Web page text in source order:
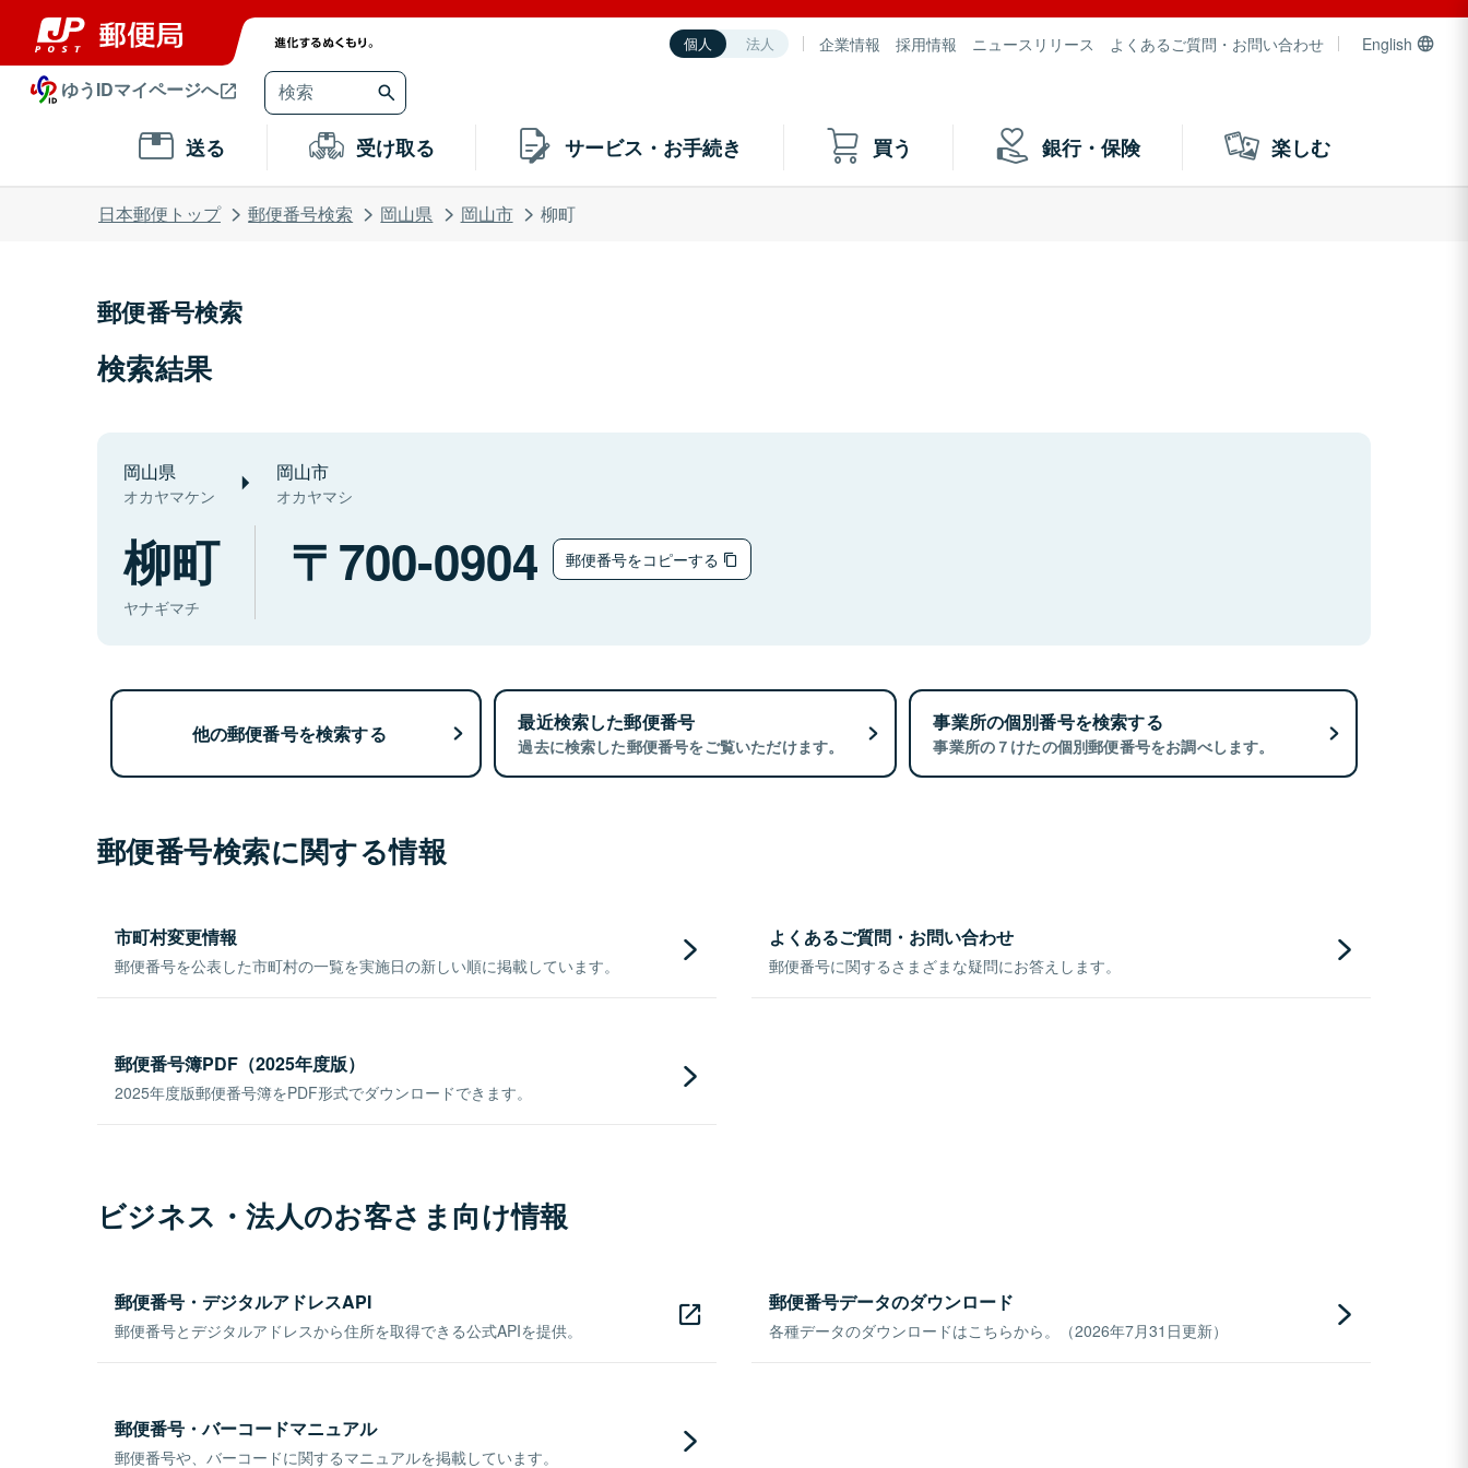
個人 法人 企業情報 採用情報 ニュースリリース よくあるご質問・お問い合わせ English
ゆうIDマイページへ
送る 受け取る サービス・お手続き 買う 銀行・保険 楽しむ
日本郵便トップ 郵便番号検索 岡山県 岡山市 柳町
郵便番号検索
検索結果
岡山県
オカヤマケン
岡山市
オカヤマシ
柳町
ヤナギマチ
700-0904 郵便番号をコピーする
他の郵便番号を検索する 最近検索した郵便番号
過去に検索した郵便番号をご覧いただけます。
事業所の個別番号を検索する
事業所の７けたの個別郵便番号をお調べします。
郵便番号検索に関する情報
市町村変更情報
郵便番号を公表した市町村の一覧を実施日の新しい順に掲載しています。
よくあるご質問・お問い合わせ
郵便番号に関するさまざまな疑問にお答えします。
郵便番号簿PDF（2025年度版）
2025年度版郵便番号簿をPDF形式でダウンロードできます。
ビジネス・法人のお客さま向け情報
郵便番号・デジタルアドレスAPI
郵便番号とデジタルアドレスから住所を取得できる公式APIを提供。
郵便番号データのダウンロード
各種データのダウンロードはこちらから。（2026年7月31日更新）
郵便番号・バーコードマニュアル
郵便番号や、バーコードに関するマニュアルを掲載しています。